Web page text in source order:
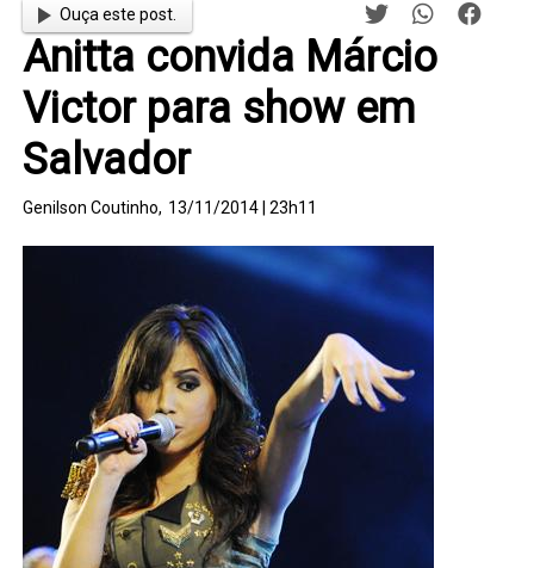
Ouça este post.
Anitta convida Márcio
Victor para show em
Salvador
Genilson Coutinho, 13/11/2014 | 23h11